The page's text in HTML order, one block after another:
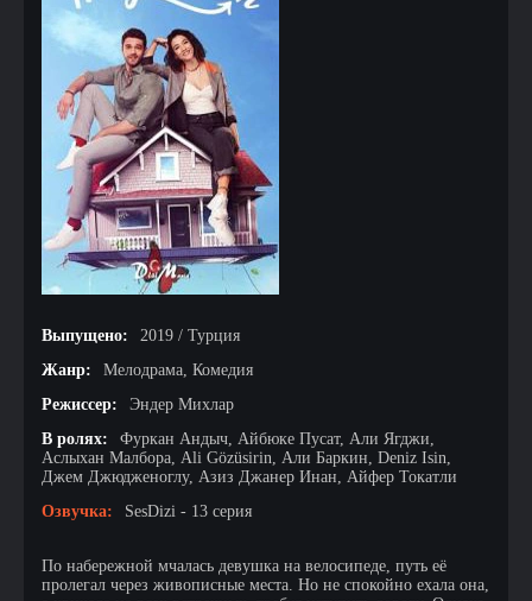
Выпущено:
2019 / Турция
Жанр:
Мелодрама, Комедия
Режиссер:
Эндер Михлар
В ролях:
Фуркан Андыч, Айбюке Пусат, Али Ягджи,
Аслыхан Малбора, Ali Gözüsirin, Али Баркин, Deniz Isin,
Джем Джюдженоглу, Азиз Джанер Инан, Айфер Токатли
Озвучка:
SesDizi - 13 серия
По набережной мчалась девушка на велосипеде, путь её
пролегал через живописные места. Но не спокойно ехала она,